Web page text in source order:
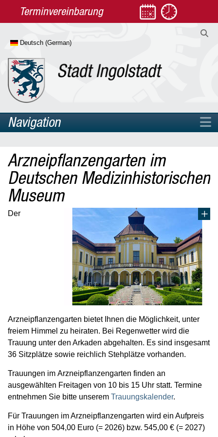
Terminvereinbarung
Navigation
Rathaus
Aktuelles
Aktuelle Meldungen & Archiv
Amtliche Mitteilungen
Wirtschaftskalender
Zahlen & Daten
Bürgerbeteiligung
Planen & Bauen
Politik
Recht & Ordnung
Stadtgarten
Verwaltung & Beteiligung
Arzneipflanzengarten im
Deutschen Medizinhistorischen
Museum
Der
Arzneipflanzengarten bietet Ihnen die Möglichkeit, unter
freiem Himmel zu heiraten. Bei Regenwetter wird die
Trauung unter den Arkaden abgehalten. Es sind insgesamt
36 Sitzplätze sowie reichlich Stehplätze vorhanden.
Trauungen im Arzneipflanzengarten finden an
ausgewählten Freitagen von 10 bis 15 Uhr statt. Termine
entnehmen Sie bitte unserem Trauungskalender.
Für Trauungen im Arzneipflanzengarten wird ein Aufpreis
in Höhe von 504,00 Euro (= 2026) bzw. 545,00 € (= 2027)